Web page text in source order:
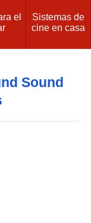
el
Sistemas de
cine en casa
Sound